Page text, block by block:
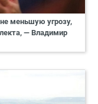
меньшую угрозу,
— Владимир